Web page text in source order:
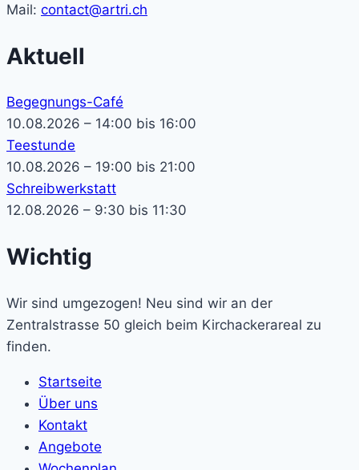
Mail: contact@artri.ch
Aktuell
Begegnungs-Café
10.08.2026 – 14:00 bis 16:00
Teestunde
10.08.2026 – 19:00 bis 21:00
Schreibwerkstatt
12.08.2026 – 9:30 bis 11:30
Wichtig
Wir sind umgezogen! Neu sind wir an der
Zentralstrasse 50 gleich beim Kirchackerareal zu
finden.
Startseite
Über uns
Kontakt
Angebote